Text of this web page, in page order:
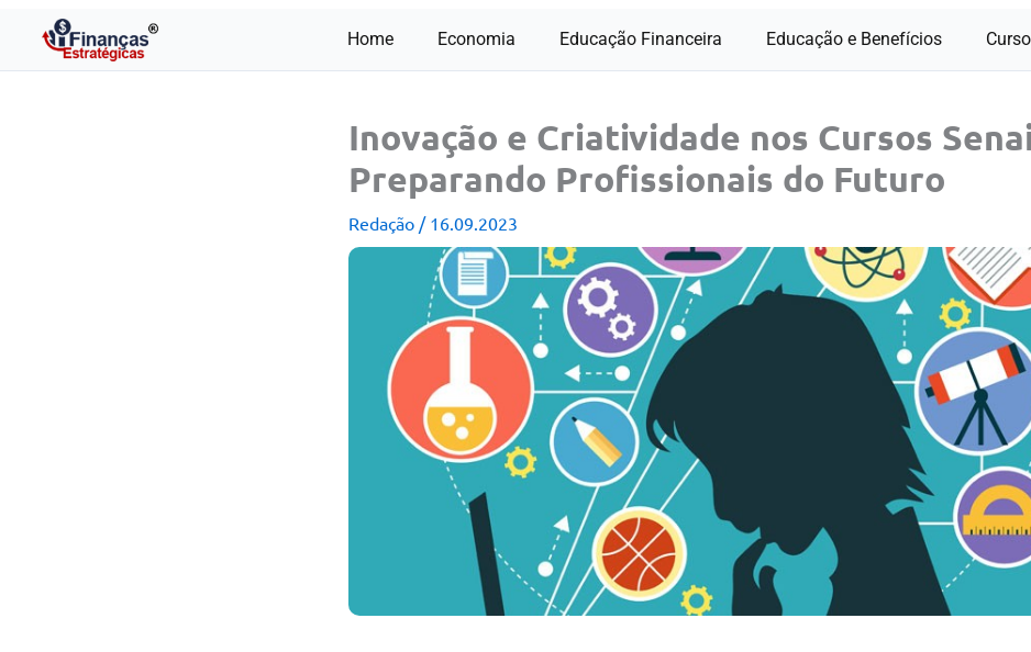
Home Economia Educação Financeira Educação e Benefícios
Inovação e Criatividade nos Cursos
Preparando Profissionais do Futuro
Redação / 16.09.2023